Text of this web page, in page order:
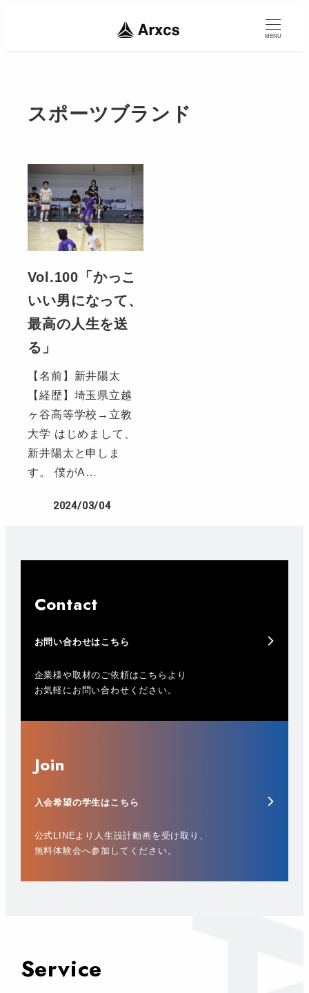
MENU
スポーツブランド
Vol.100「かっこ
いい男になって、
最高の人生を送
る」
【名前】新井陽太
【経歴】埼玉県立越
ヶ谷高等学校→立教
大学 はじめまして、
新井陽太と申しま
す。 僕がA…
2024/03/04
Contact
お問い合わせはこちら
企業様や取材のご依頼はこちらより
お気軽にお問い合わせください。
Join
入会希望の学生はこちら
公式LINEより人生設計動画を受け取り、
無料体験会へ参加してください。
Service